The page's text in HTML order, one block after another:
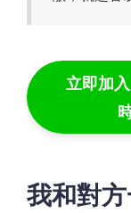
立即加
我和對